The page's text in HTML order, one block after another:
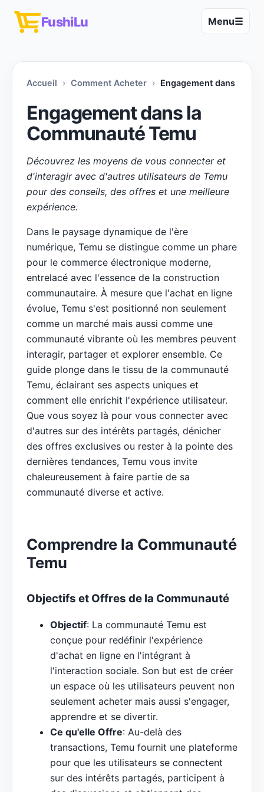
FushiLu Menu☰
Accueil Comment Acheter Engagement dans la
Engagement dans la
Communauté Temu
Découvrez les moyens de vous connecter et
d'interagir avec d'autres utilisateurs de Temu
pour des conseils, des offres et une meilleure
expérience.
Dans le paysage dynamique de l'ère
numérique, Temu se distingue comme un phare
pour le commerce électronique moderne,
entrelacé avec l'essence de la construction
communautaire. À mesure que l'achat en ligne
évolue, Temu s'est positionné non seulement
comme un marché mais aussi comme une
communauté vibrante où les membres peuvent
interagir, partager et explorer ensemble. Ce
guide plonge dans le tissu de la communauté
Temu, éclairant ses aspects uniques et
comment elle enrichit l'expérience utilisateur.
Que vous soyez là pour vous connecter avec
d'autres sur des intérêts partagés, dénicher
des offres exclusives ou rester à la pointe des
dernières tendances, Temu vous invite
chaleureusement à faire partie de sa
communauté diverse et active.
Comprendre la Communauté
Temu
Objectifs et Offres de la Communauté
Objectif: La communauté Temu est
conçue pour redéfinir l'expérience
d'achat en ligne en l'intégrant à
l'interaction sociale. Son but est de créer
un espace où les utilisateurs peuvent non
seulement acheter mais aussi s'engager,
apprendre et se divertir.
Ce qu'elle Offre: Au-delà des
transactions, Temu fournit une plateforme
pour que les utilisateurs se connectent
sur des intérêts partagés, participent à